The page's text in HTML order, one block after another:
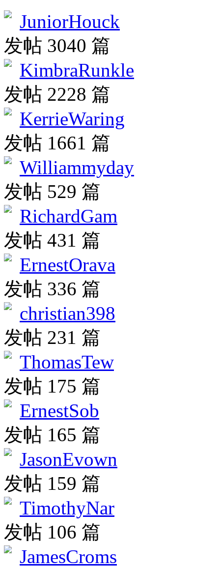
JuniorHouck
发帖 3040 篇
KimbraRunkle
发帖 2228 篇
KerrieWaring
发帖 1661 篇
Williammyday
发帖 529 篇
RichardGam
发帖 431 篇
ErnestOrava
发帖 336 篇
christian398
发帖 231 篇
ThomasTew
发帖 175 篇
ErnestSob
发帖 165 篇
JasonEvown
发帖 159 篇
TimothyNar
发帖 106 篇
JamesCroms